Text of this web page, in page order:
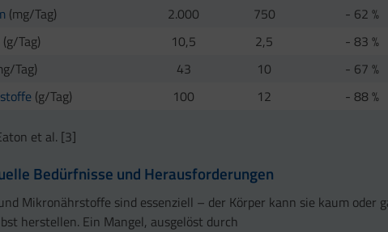
(mg/Tag) 2.000 750
- 62 %
(g/Tag) 10,5 2,5
- 83 %
Tag) 43 10
- 67 %
(g/Tag) 100 12 - 88 %
et al. [3]
Bedürfnisse und Herausforderungen
Mikronährstoffe sind essenziell – der Körper kann sie kaum oder
herstellen. Ein Mangel, ausgelöst durch